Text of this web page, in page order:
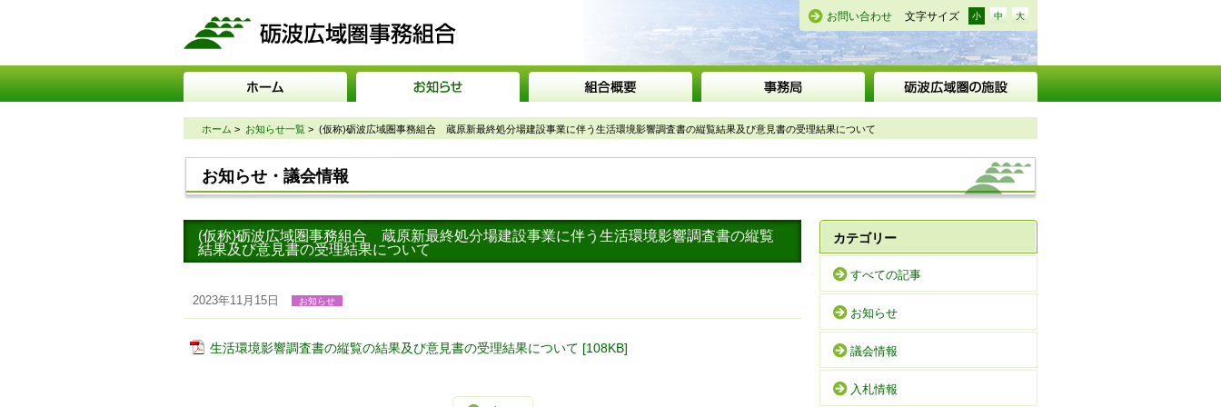
お問い合わせ 文字サイズ 小 中 大
ホーム > お知らせ一覧 > (仮称)砺波広域圏事務組合 蔵原新最終処分場建設事業に伴う生活環境影響調査書の縦覧結果及び意見書の受理結果について
お知らせ・議会情報
(仮称)砺波広域圏事務組合 蔵原新最終処分場建設事業に伴う生活環境影響調査書の縦覧
結果及び意見書の受理結果について
2023年11月15日 お知らせ
生活環境影響調査書の縦覧の結果及び意見書の受理結果について [108KB]
カテゴリー
すべての記事
お知らせ
議会情報
入札情報